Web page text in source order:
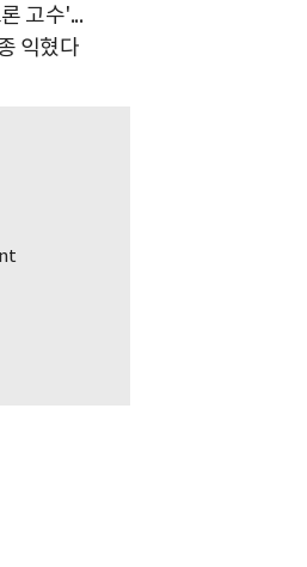
고수'...
익혔다